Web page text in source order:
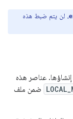
، لن يتم ضبط هذه
عناصر هذه
ضمن ملف